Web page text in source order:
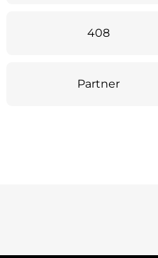
408
Partner